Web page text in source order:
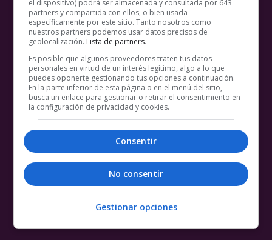
el dispositivo) podrá ser almacenada y consultada por 643
partners y compartida con ellos, o bien usada
específicamente por este sitio. Tanto nosotros como
nuestros partners podemos usar datos precisos de
geolocalización. Lista de partners.
Es posible que algunos proveedores traten tus datos
personales en virtud de un interés legítimo, algo a lo que
puedes oponerte gestionando tus opciones a continuación.
En la parte inferior de esta página o en el menú del sitio,
busca un enlace para gestionar o retirar el consentimiento en
la configuración de privacidad y cookies.
Consentir
No consentir
Gestionar opciones